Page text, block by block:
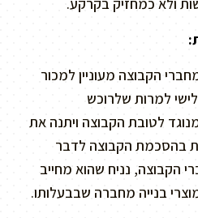
הקבוצה מעוניין למכור
למרות שלרוכש
לטובת הקבוצה ויתנה את
בהסכמת הקבוצה לדבר
הקבוצה, נניח שהוא מחייב
בנייה מחברה שבבעלותו.